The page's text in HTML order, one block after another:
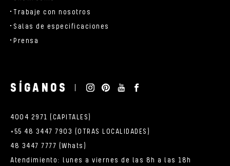
Trabaje con nosotros
Salas de especificaciones
Prensa
SÍGANOS
4004 2971 (CAPITALES)
+55 48 3447 7903 (OTRAS LOCALIDADES)
48 3447 7777 (Whats)
Atendimiento: lunes a viernes de las 8h a las 18h